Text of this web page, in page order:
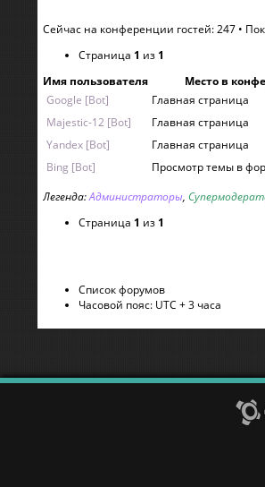
Сейчас на конференции гостей: 247 •
Страница 1 из 1
Имя пользователя
Место в
Google [Bot]
Главная страница
Majestic-12 [Bot]
Главная страница
Yandex [Bot]
Главная страница
Bing [Bot]
Просмотр темы в
Легенда:Администраторы,
Страница 1 из 1
Список форумов
Часовой пояс: UTC + 3 часа